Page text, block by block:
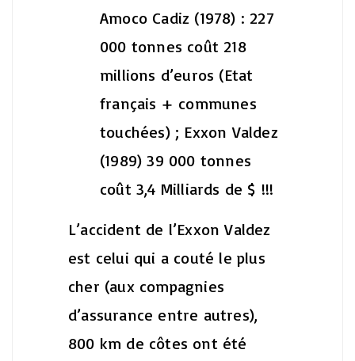
Amoco Cadiz (1978) : 227
000 tonnes coût 218
millions d’euros (Etat
français + communes
touchées) ; Exxon Valdez
(1989) 39 000 tonnes
coût 3,4 Milliards de $ !!!
L’accident de l’Exxon Valdez
est celui qui a couté le plus
cher (aux compagnies
d’assurance entre autres),
800 km de côtes ont été